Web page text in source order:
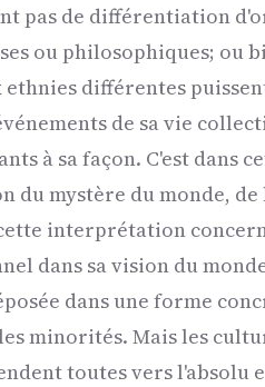
pas de différentiation
ou philosophiques; ou
différentes
de sa vie
à sa façon. C'est
mystère du monde, de
interprétation
dans sa vision du
dans une forme
minorités. Mais les
toutes vers l'absolu